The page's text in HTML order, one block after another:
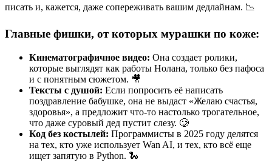
писать и, кажется, даже сопереживать вашим дедлайнам. 📉
Главные фишки, от которых мурашки по коже:
Кинематографичное видео: Она создает ролики,
которые выглядят как работы Нолана, только без пафоса
и с понятным сюжетом. 🎥
Тексты с душой: Если попросить её написать
поздравление бабушке, она не выдаст «Желаю счастья,
здоровья», а предложит что-то настолько трогательное,
что даже суровый дед пустит слезу. 🥲
Код без костылей: Программисты в 2025 году делятся
на тех, кто уже использует Wan AI, и тех, кто всё еще
ищет запятую в Python. 🐍